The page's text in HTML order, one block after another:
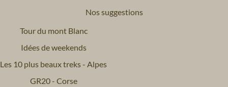
Nos suggestions
Tour du mont Blanc
Idées de weekends
Les 10 plus beaux treks - Alpes
GR20 - Corse